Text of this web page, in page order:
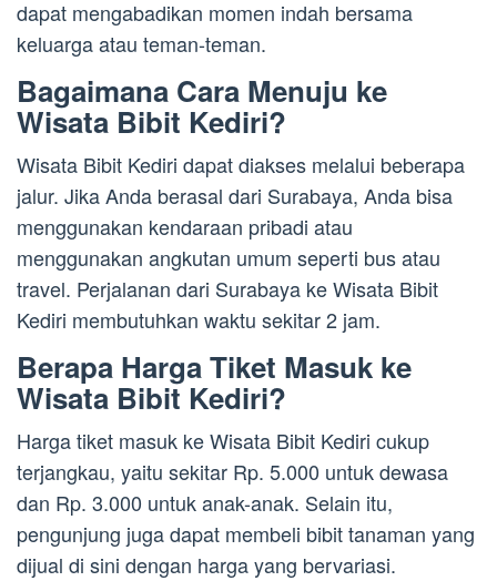
dapat mengabadikan momen indah bersama
keluarga atau teman-teman.
Bagaimana Cara Menuju ke
Wisata Bibit Kediri?
Wisata Bibit Kediri dapat diakses melalui beberapa
jalur. Jika Anda berasal dari Surabaya, Anda bisa
menggunakan kendaraan pribadi atau
menggunakan angkutan umum seperti bus atau
travel. Perjalanan dari Surabaya ke Wisata Bibit
Kediri membutuhkan waktu sekitar 2 jam.
Berapa Harga Tiket Masuk ke
Wisata Bibit Kediri?
Harga tiket masuk ke Wisata Bibit Kediri cukup
terjangkau, yaitu sekitar Rp. 5.000 untuk dewasa
dan Rp. 3.000 untuk anak-anak. Selain itu,
pengunjung juga dapat membeli bibit tanaman yang
dijual di sini dengan harga yang bervariasi.